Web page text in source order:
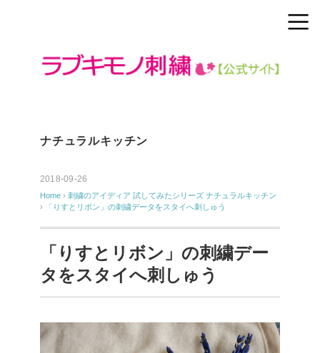
ナチュラルキッチン
2018-09-26
Home › 刺繍のアイディア 試してみたシリーズ ナチュラルキッチン
›
「りすとリボン」の刺繍データをスタイへ刺しゅう
「りすとリボン」の刺繍デー
タをスタイへ刺しゅう